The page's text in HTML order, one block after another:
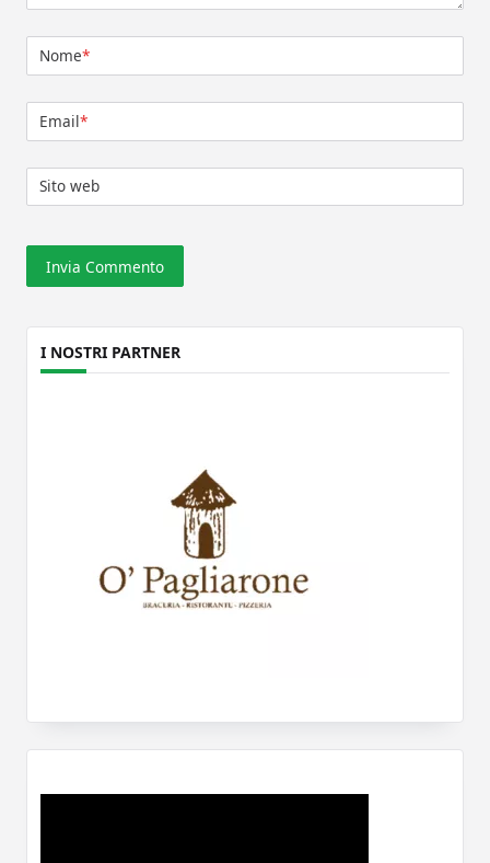
Nome*
Email*
Sito web
I NOSTRI PARTNER